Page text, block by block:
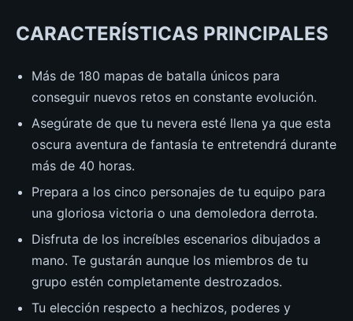
CARACTERÍSTICAS PRINCIPALES
Más de 180 mapas de batalla únicos para
conseguir nuevos retos en constante evolución.
Asegúrate de que tu nevera esté llena ya que esta
oscura aventura de fantasía te entretendrá durante
más de 40 horas.
Prepara a los cinco personajes de tu equipo para
una gloriosa victoria o una demoledora derrota.
Disfruta de los increíbles escenarios dibujados a
mano. Te gustarán aunque los miembros de tu
grupo estén completamente destrozados.
Tu elección respecto a hechizos, poderes y